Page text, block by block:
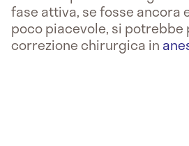
fase attiva, se fosse ancora
poco piacevole, si potrebbe
correzione chirurgica in